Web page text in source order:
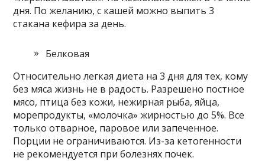
дня. По желанию, с кашей можно выпить 3
стакана кефира за день.
Белковая
Относительно легкая диета на 3 дня для тех, кому
без мяса жизнь не в радость. Разрешено постное
мясо, птица без кожи, нежирная рыба, яйца,
морепродукты, «молочка» жирностью до 5%. Все
только отварное, паровое или запеченное.
Порции не ограничиваются. Из-за кетогенности
не рекомендуется при болезнях почек.